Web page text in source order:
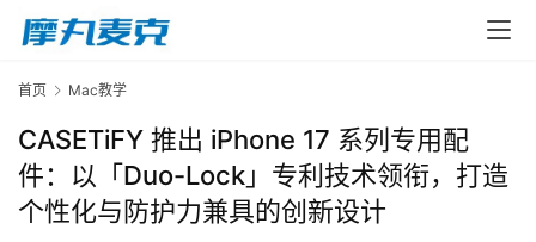
首页 Mac教学
CASETiFY 推出 iPhone 17 系列专用配
件：以「Duo-Lock」专利技术领衔，打造
个性化与防护力兼具的创新设计